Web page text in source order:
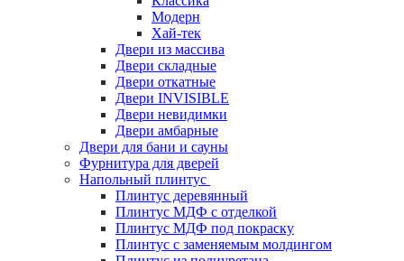
Модерн
Хай-тек
Двери из массива
Двери складные
Двери откатные
Двери INVISIBLE
Двери невидимки
Двери амбарные
Двери для бани и сауны
Фурнитура для дверей
Напольный плинтус
Плинтус деревянный
Плинтус МДФ с отделкой
Плинтус МДФ под покраску
Плинтус с заменяемым молдингом